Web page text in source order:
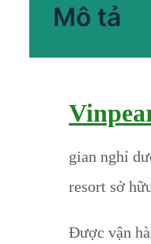
Mô tả
gian nghỉ
resort sở
Được vận